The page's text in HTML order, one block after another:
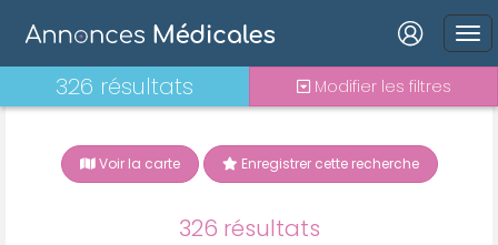
Connexion
Mot de passe oublié ?
326 résultats Modifier les filtres
Voir la carte Enregistrer cette recherche
326 résultats